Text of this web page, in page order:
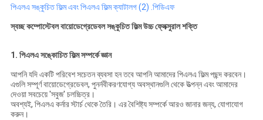
পিএলএ সঙ্কুচিত ফিল্ম এবং পিএলএ ফিল্ম ক্যাটালগ (2) .পিডিএফ
স্বচ্ছ কম্পোস্টেবল বায়োডেগ্রেডেবল সঙ্কুচিত ফিল্ম উচ্চ ফ্লেক্সুরাল শক্তি
1. পিএলএ সঙ্কোচিত ফিল্ম সম্পর্কে জ্ঞান
আপনি যদি একটি পরিবেশ সচেতন ব্যবসা হন তবে আপনি আমাদের পিএলএ ফিল্ম পছন্দ করবেন।
এগুলি সম্পূর্ণ বায়োডেগ্রেডেবল, পুনর্নবীকরণযোগ্য অবস্থানগুলি থেকে উত্পন্ন এবং আমাদের
দেওয়া সবচেয়ে 'সবুজ' চলচ্চিত্র।
অবশ্যই, পিএলএ কর্নার স্টার্চ থেকে তৈরি। এর বৈশিষ্ট্য সম্পর্কে আরও জানার জন্য, যোগাযোগ
করুন।